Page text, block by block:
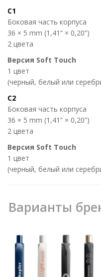
C1
Боковая часть корпуса
36 × 5 mm (1,41” × 0,20”)
2 цвета
Версия Soft Touch
1 цвет
(черный, белый или
C2
Боковая часть корпуса
36 × 5 mm (1,41” × 0,20”)
2 цвета
Версия Soft Touch
1 цвет
(черный, белый или
Варианты